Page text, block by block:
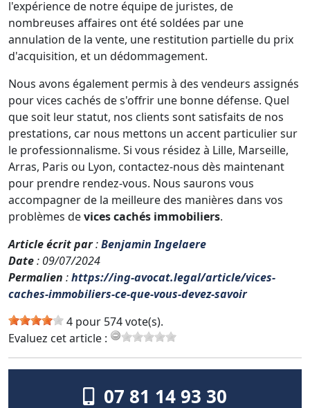
l'expérience de notre équipe de juristes, de
nombreuses affaires ont été soldées par une
annulation de la vente, une restitution partielle du prix
d'acquisition, et un dédommagement.
Nous avons également permis à des vendeurs assignés
pour vices cachés de s'offrir une bonne défense. Quel
que soit leur statut, nos clients sont satisfaits de nos
prestations, car nous mettons un accent particulier sur
le professionnalisme. Si vous résidez à Lille, Marseille,
Arras, Paris ou Lyon, contactez-nous dès maintenant
pour prendre rendez-vous. Nous saurons vous
accompagner de la meilleure des manières dans vos
problèmes devices cachés immobiliers.
Article écrit par:Benjamin Ingelaere
Date: 09/07/2024
Permalien :https://ing-avocat.legal/article/vices-
caches-immobiliers-ce-que-vous-devez-savoir
4 pour 574 vote(s).
Evaluez cet article :
07 81 14 93 30